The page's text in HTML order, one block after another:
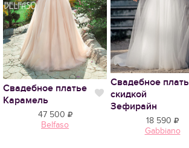
Нравится
Свадебное платье
Карамель
Нравится
47 500
Belfaso
Свадебное
скидкой
Зефирайн
18 590
Gabbiano